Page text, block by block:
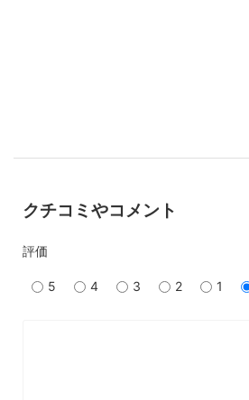
クチコミやコメント
評価
5 4 3 2 1